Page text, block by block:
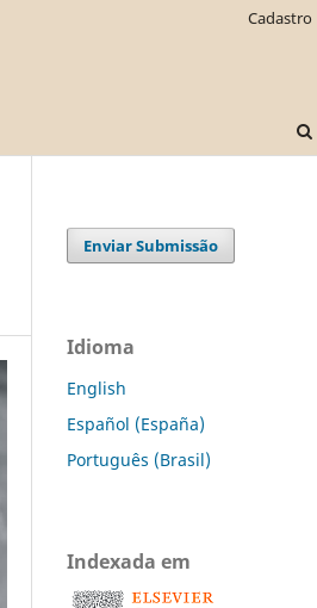
Cadastro
Enviar Submissão
Idioma
English
Español (España)
Português (Brasil)
Indexada em